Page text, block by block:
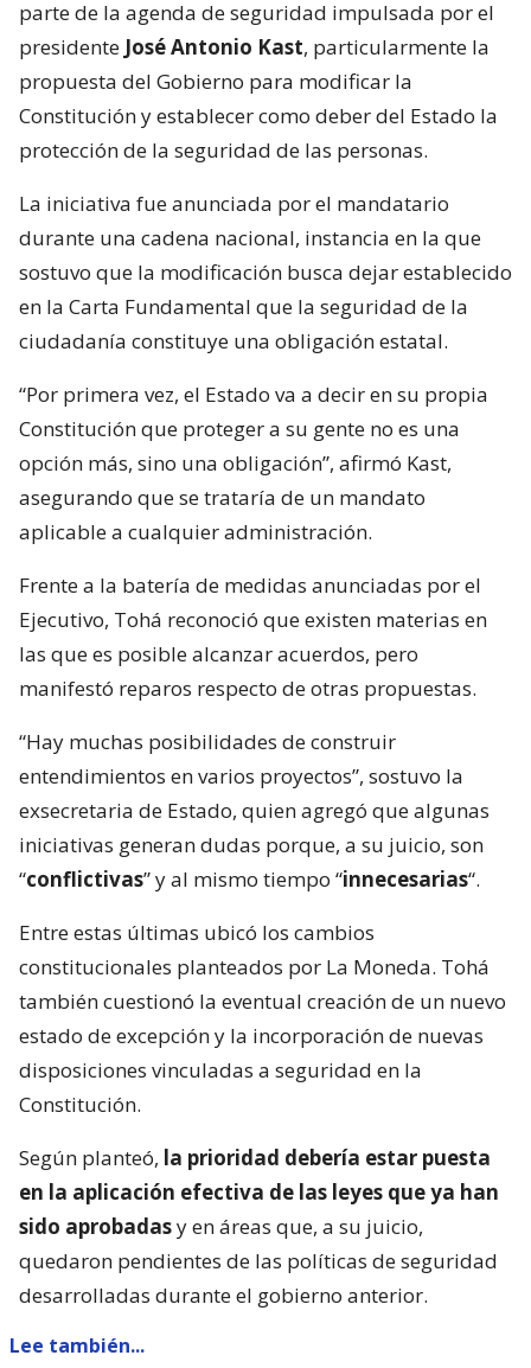
parte de la agenda de seguridad impulsada por el
presidente José Antonio Kast, particularmente la
propuesta del Gobierno para modificar la
Constitución y establecer como deber del Estado la
protección de la seguridad de las personas.
La iniciativa fue anunciada por el mandatario
durante una cadena nacional, instancia en la que
sostuvo que la modificación busca dejar establecido
en la Carta Fundamental que la seguridad de la
ciudadanía constituye una obligación estatal.
“Por primera vez, el Estado va a decir en su propia
Constitución que proteger a su gente no es una
opción más, sino una obligación”, afirmó Kast,
asegurando que se trataría de un mandato
aplicable a cualquier administración.
Frente a la batería de medidas anunciadas por el
Ejecutivo, Tohá reconoció que existen materias en
las que es posible alcanzar acuerdos, pero
manifestó reparos respecto de otras propuestas.
“Hay muchas posibilidades de construir
entendimientos en varios proyectos”, sostuvo la
exsecretaria de Estado, quien agregó que algunas
iniciativas generan dudas porque, a su juicio, son
“conflictivas” y al mismo tiempo “innecesarias“.
Entre estas últimas ubicó los cambios
constitucionales planteados por La Moneda. Tohá
también cuestionó la eventual creación de un nuevo
estado de excepción y la incorporación de nuevas
disposiciones vinculadas a seguridad en la
Constitución.
Según planteó, la prioridad debería estar puesta
en la aplicación efectiva de las leyes que ya han
sido aprobadasy en áreas que, a su juicio,
quedaron pendientes de las políticas de seguridad
desarrolladas durante el gobierno anterior.
Lee también...